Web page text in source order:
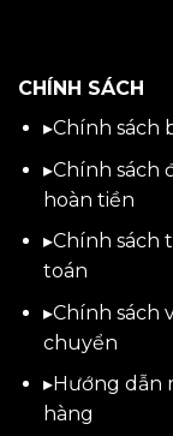
CHÍNH SÁCH
▸Chính sách
▸Chính sách
hoàn tiền
▸Chính sách
toán
▸Chính sách
chuyển
▸Hướng dẫn
hàng